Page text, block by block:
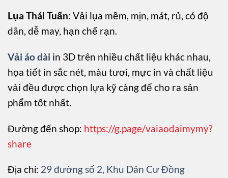
Lụa Thái Tuấn: Vải lụa mềm, mịn, mát, rủ, có độ
dãn, dễ may, hạn chế rạn.
Vải áo dài in 3D trên nhiều chất liệu khác nhau,
họa tiết in sắc nét, màu tươi, mực in và chất liệu
vải đều được chọn lựa kỹ càng để cho ra sản
phẩm tốt nhất.
Đường đến shop: https://g.page/vaiaodaimymy?
share
Địa chỉ: 29 đường số 2, Khu Dân Cư Đồng